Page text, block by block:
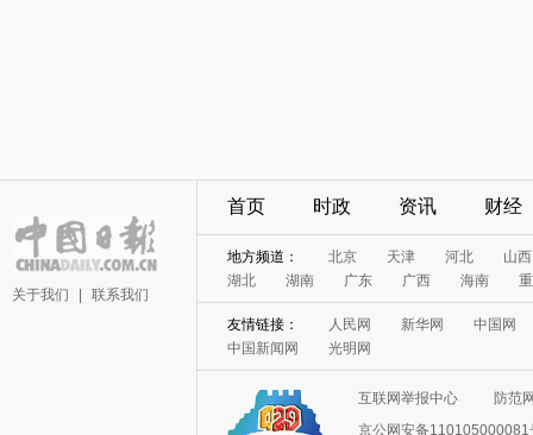
关于我们 联系我们
首页 时政 资讯 财经
地方频道： 北京 天津 河北
山西
湖北
湖南 广东 广西 海南
友情链接： 人民网 新华网
中国网
中国新闻网
光明网
互联网举报中心
防范
京公网安备110105000081